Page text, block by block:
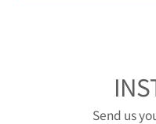
Send us